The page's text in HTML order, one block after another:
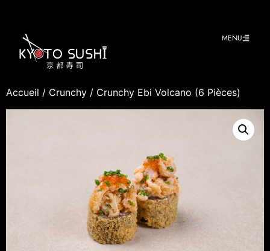
MENU
Accueil / Crunchy / Crunchy Ebi Volcano (6 Pièces)